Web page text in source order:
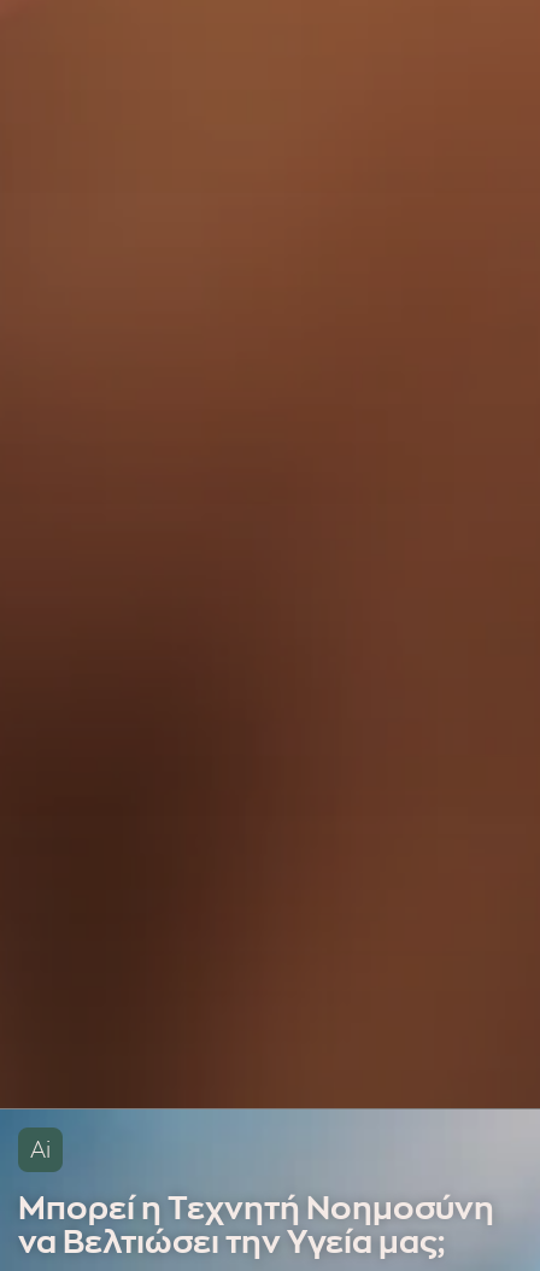
Ai
Μπορεί η Τεχνητή Νοημοσύνη
να Βελτιώσει την Υγεία μας;